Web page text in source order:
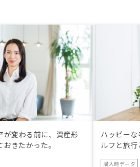
が変わる前に、資産形
きたかった。
ハッピー
ルフと旅
購入時データ